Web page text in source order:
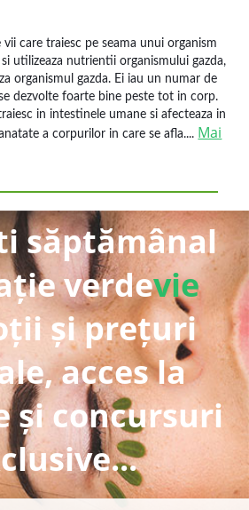
care traiesc pe seama unui organism
utilizeaza nutrientii organismului gazda,
organismul gazda. Ei iau un numar de
dezvolte foarte bine peste tot in corp.
in intestinele umane si afecteaza in
a corpurilor in care se afla.... Mai
săptămânal
verdevie
și prețuri
acces la
și concursuri